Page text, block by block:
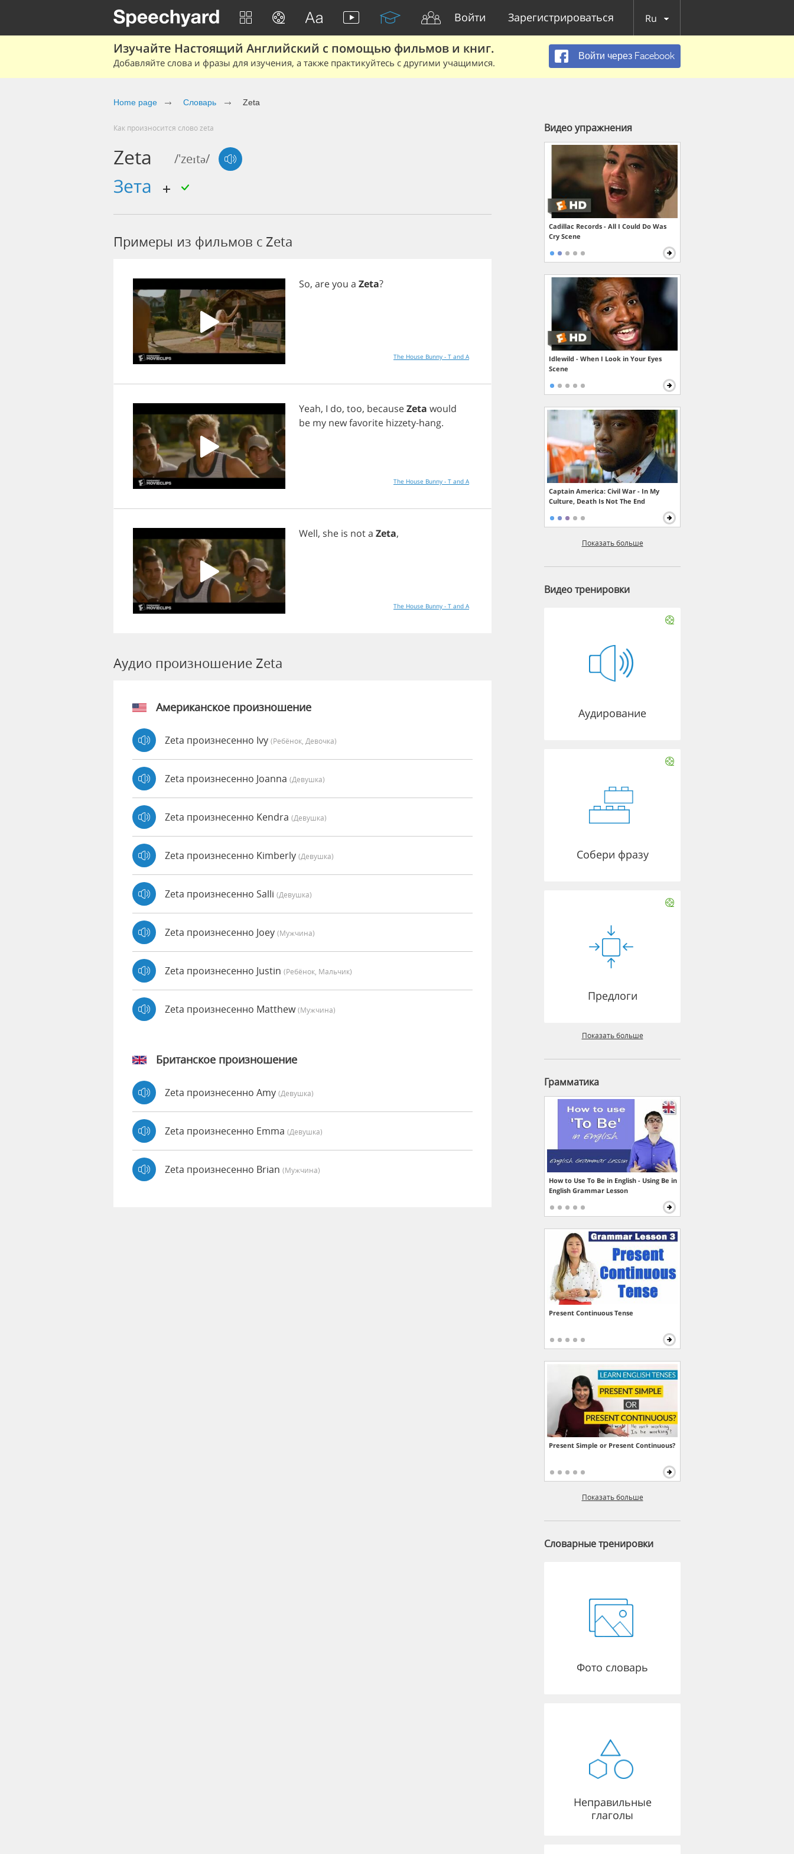
Войти Зарегистрироваться Ru
Изучайте Настоящий Английский с помощью фильмов и книг.
Добавляйте слова и фразы для изучения, а также практикуйтесь с другими учащимися.
Войти через Facebook
Home page Словарь Zeta
Как произносится слово zeta
Zeta /'zeɪtə/
зета
Примеры из фильмов c Zeta
So, areyou a Zeta?
The House Bunny - T and A
Yeah, I do, too, becauseZeta would
be my newfavorite hizzety-hang.
The House Bunny - T and A
Well, she is nota Zeta,
The House Bunny - T and A
Аудио произношение Zeta
Американское произношение
Zeta произнесенно Ivy (Ребёнок, Девочка)
Zeta произнесенно Joanna (девушка)
Zeta произнесенно Kendra (девушка)
Zeta произнесенно Kimberly (девушка)
Zeta произнесенно Salli (девушка)
Zeta произнесенно Joey (мужчина)
Zeta произнесенно Justin (Ребёнок, Мальчик)
Zeta произнесенно Matthew(мужчина)
Британское произношение
Zeta произнесенно Amy (девушка)
Zeta произнесенно Emma (девушка)
Zeta произнесенно Brian (мужчина)
Видео упражнения
Cadillac Records - All I Could Do Was
Cry Scene
Idlewild - When I Look in Your Eyes
Scene
Captain America: Civil War - In My
Culture, Death Is Not The End
Показать больше
Видео тренировки
Аудирование
Собери фразу
Предлоги
Показать больше
Грамматика
How to Use To Be in English - Using Be in
English Grammar Lesson
Present Continuous Tense
Present Simple or Present Continuous?
Показать больше
Словарные тренировки
Фото словарь
Неправильные
глаголы